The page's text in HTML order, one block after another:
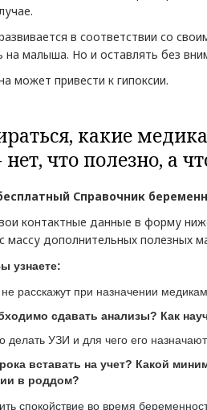
в соответствии со
малыша. Но и оставлять без
может привести к гипоксии.
какие
что полезно, а
Справочник
контактные данные в форму
массу дополнительных полезных
узнаете:
расскажут при назначении
сдавать анализы? Как
делать УЗИ и для чего его
вставать на учет? Какой
в роддом?
спокойствие во время